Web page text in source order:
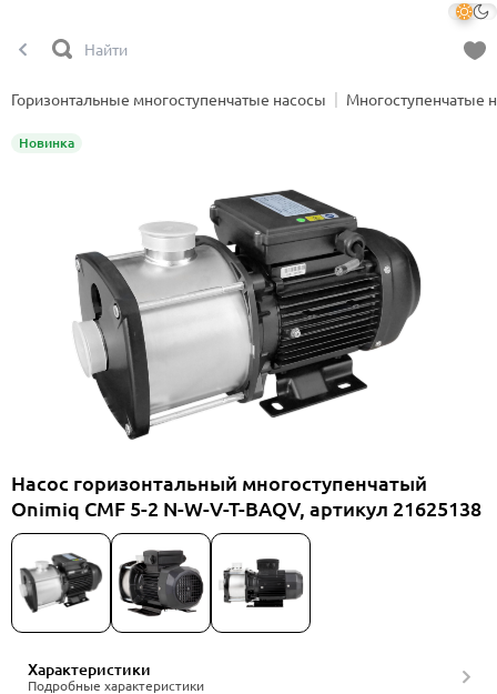
Горизонтальные многоступенчатые насосы Многоступенчатые
Насос горизонтальный многоступенчатый
Onimiq CMF 5-2 N-W-V-T-BAQV, артикул 21625138
Новинка
Характеристики
Подробные характеристики